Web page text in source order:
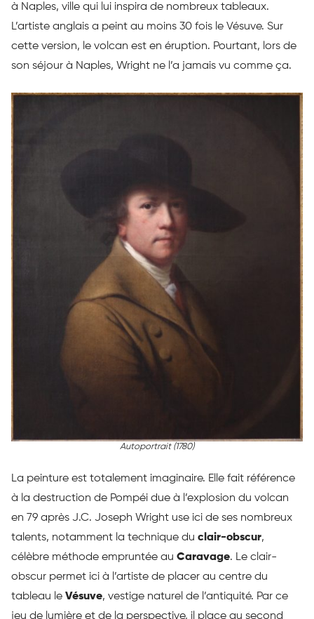
à Naples, ville qui lui inspira de nombreux tableaux.
L’artiste anglais a peint au moins 30 fois le Vésuve. Sur
cette version, le volcan est en éruption. Pourtant, lors de
son séjour à Naples, Wright ne l’a jamais vu comme ça.
Autoportrait (1780)
La peinture est totalement imaginaire. Elle fait référence
à la destruction de Pompéi due à l’explosion du volcan
en 79 après J.C. Joseph Wright use ici de ses nombreux
talents, notamment la technique du clair-obscur,
célèbre méthode empruntée au Caravage. Le clair-
obscur permet ici à l’artiste de placer au centre du
tableau le Vésuve, vestige naturel de l’antiquité. Par ce
jeu de lumière et de la perspective, il place au second